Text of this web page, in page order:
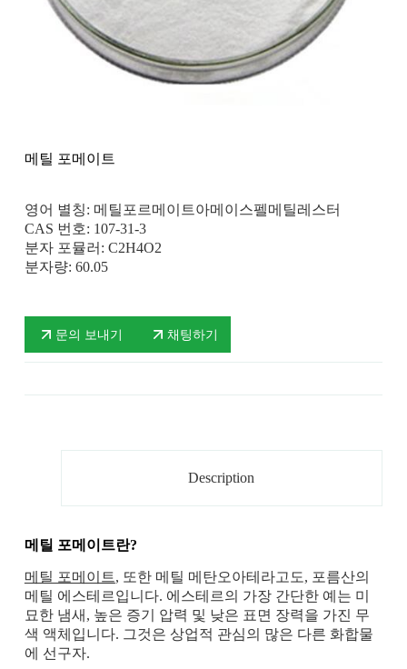
메틸 포메이트
영어 별칭: 메틸포르메이트아메이스펠메틸레스터
CAS 번호: 107-31-3
분자 포뮬러: C2H4O2
분자량: 60.05
문의 보내기 채팅하기
Description
메틸 포메이트란?
메틸 포메이트, 또한 메틸 메탄오아테라고도, 포름산의
메틸 에스테르입니다. 에스테르의 가장 간단한 예는 미
묘한 냄새, 높은 증기 압력 및 낮은 표면 장력을 가진 무
색 액체입니다. 그것은 상업적 관심의 많은 다른 화합물
에 선구자.